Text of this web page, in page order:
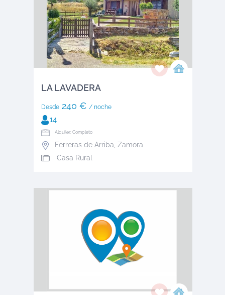
LA LAVADERA
Desde240 € / noche
14
Alquiler: Completo
Ferreras de Arriba, Zamora
Casa Rural